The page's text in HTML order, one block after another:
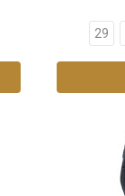
29